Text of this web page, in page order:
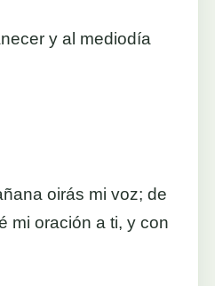
y al mediodía
oirás mi voz; de
mi oración a ti, y con